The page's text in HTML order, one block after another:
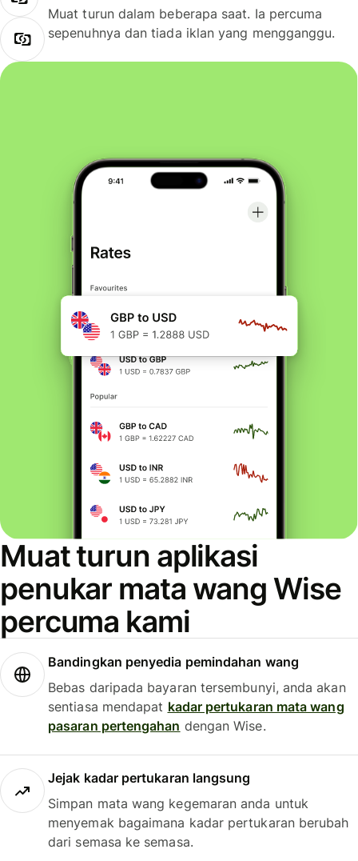
Muat turun dalam beberapa saat. Ia percuma
sepenuhnya dan tiada iklan yang mengganggu.
Muat turun aplikasi
penukar mata wang Wise
percuma kami
Bandingkan penyedia pemindahan wang
Bebas daripada bayaran tersembunyi, anda akan
sentiasa mendapat kadar pertukaran mata wang
pasaran pertengahan dengan Wise.
Jejak kadar pertukaran langsung
Simpan mata wang kegemaran anda untuk
menyemak bagaimana kadar pertukaran berubah
dari semasa ke semasa.